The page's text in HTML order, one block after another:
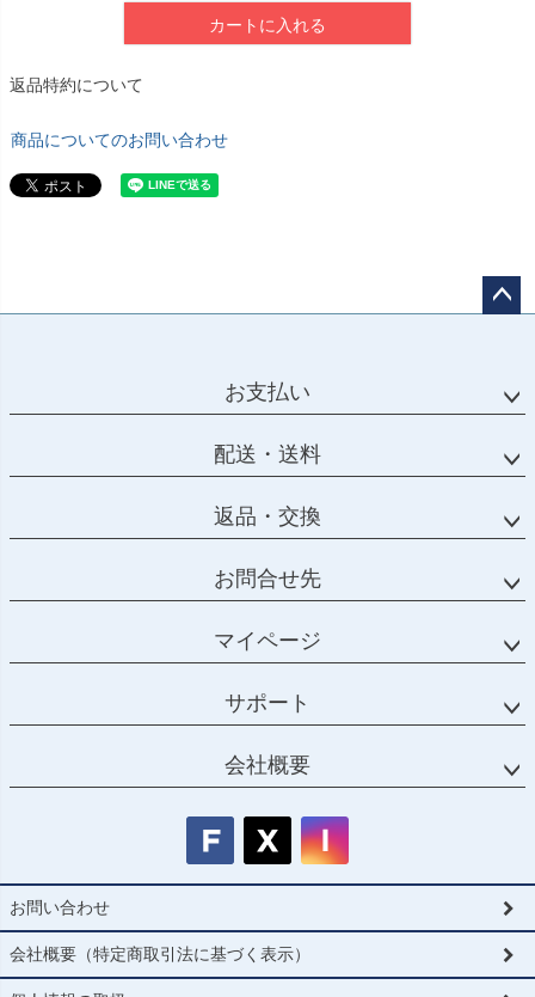
カートに入れる
返品特約について
商品についてのお問い合わせ
お支払い
配送・送料
返品・交換
お問合せ先
マイページ
サポート
会社概要
お問い合わせ
会社概要（特定商取引法に基づく表示）